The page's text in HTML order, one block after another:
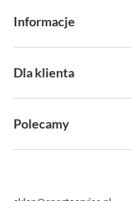
Informacje
Dla klienta
Polecamy